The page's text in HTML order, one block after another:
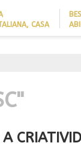
CASA